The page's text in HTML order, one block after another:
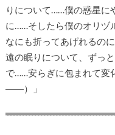
りについて……僕の惑星に
に……そしたら僕のオリヅ
なにも折ってあげれるの
遠の眠りについて、ずっ
で……安らぎに包まれて変
――）」